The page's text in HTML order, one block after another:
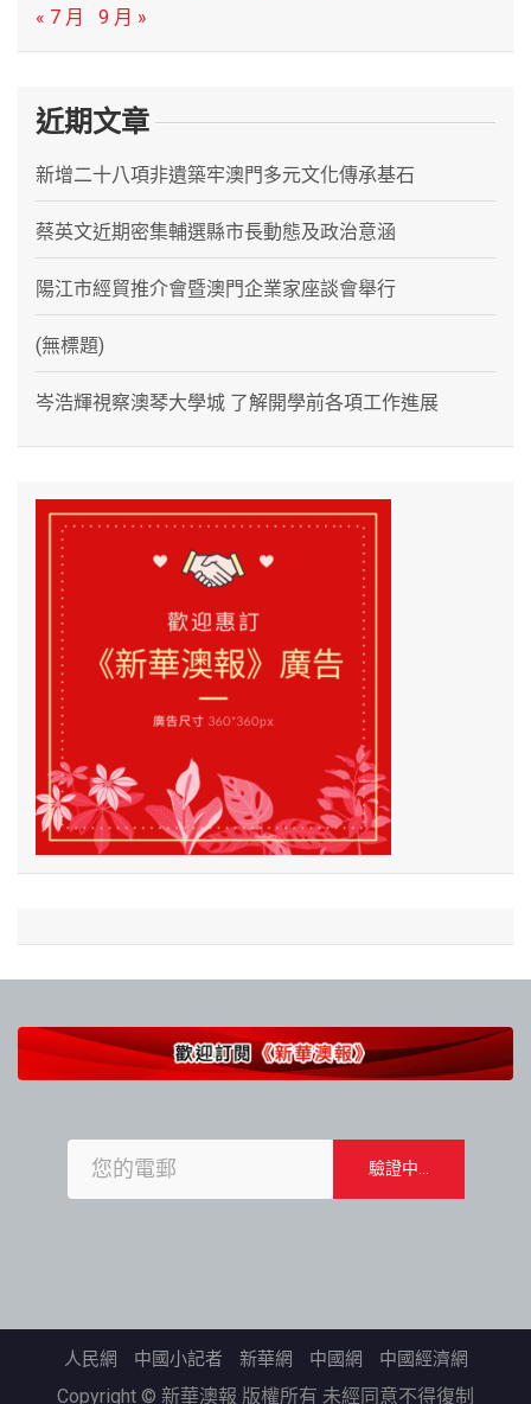
« 7 月
9 月 »
近期文章
新增二十八項非遺築牢澳門多元文化傳承基石
蔡英文近期密集輔選縣市長動態及政治意涵
陽江市經貿推介會暨澳門企業家座談會舉行
(無標題)
岑浩輝視察澳琴大學城 了解開學前各項工作進展
人民網 中國小記者 新華網 中國網 中國經濟網
Copyright © 新華澳報 版權所有 未經同意不得復制